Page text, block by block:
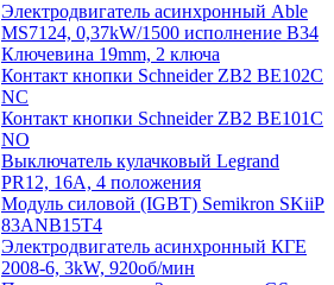
Электродвигатель асинхронный Able
MS7124, 0,37kW/1500 исполнение В34
Ключевина 19mm, 2 ключа
Контакт кнопки Schneider ZB2 BE102C
NC
Контакт кнопки Schneider ZB2 BE101C
NO
Выключатель кулачковый Legrand
PR12, 16A, 4 положения
Модуль силовой (IGBT) Semikron SKiiP
83ANB15T4
Электродвигатель асинхронный КГЕ
2008-6, 3kW, 920об/мин